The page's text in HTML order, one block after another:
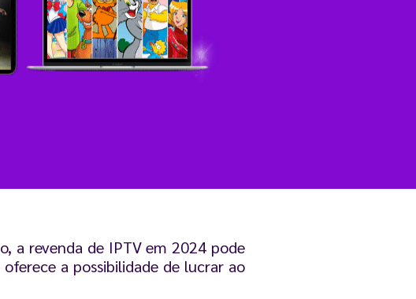
a revenda de IPTV em 2024 pode
a possibilidade de lucrar ao